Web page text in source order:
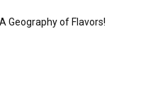
Geography of Flavors!